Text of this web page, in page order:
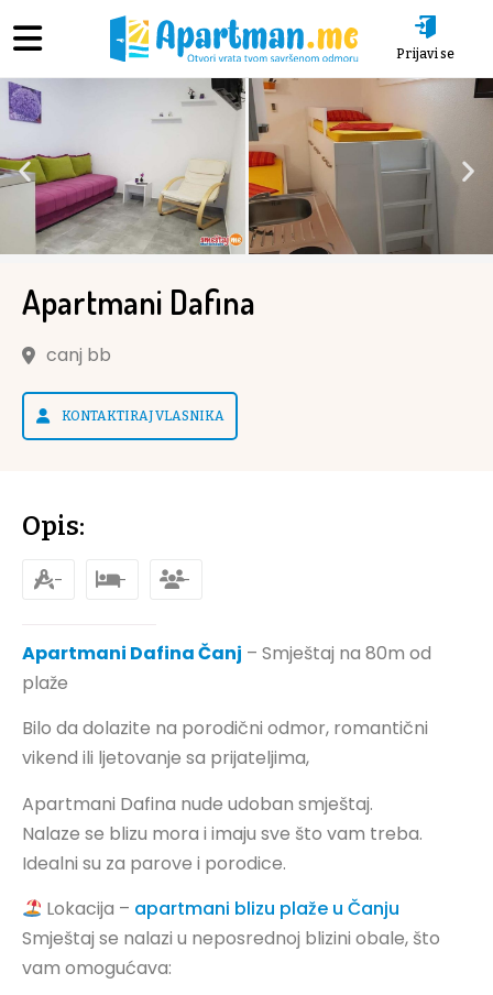
Prijavi se
Apartmani Dafina
canj bb
KONTAKTIRAJ VLASNIKA
Opis:
- - -
Apartmani Dafina Čanj – Smještaj na 80m od
plaže
Bilo da dolazite na porodični odmor, romantični
vikend ili ljetovanje sa prijateljima,
Apartmani Dafina nude udoban smještaj.
Nalaze se blizu mora i imaju sve što vam treba.
Idealni su za parove i porodice.
Lokacija – apartmani blizu plaže u Čanju
Smještaj se nalazi u neposrednoj blizini obale, što
vam omogućava: